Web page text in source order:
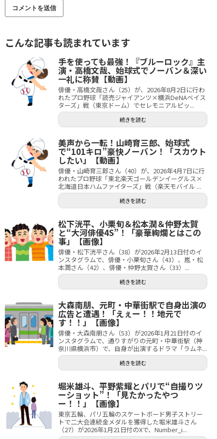
こんな記事も読まれています
手を使っても最強！『ブルーロック』主
演・高橋文哉、始球式でノーバン＆深い
一礼に称賛【動画】
俳優・高橋文哉さん（25）が、2026年8月2日に行わ
れたプロ野球「読売ジャイアンツ×横浜DeNAベイス
ターズ」戦（東京ドーム）でセレモニアルピッ...
続きを読む
美声から一転！山崎育三郎、始球式
で“101キロ”豪快ノーバン！「スカウト
したい」【動画】
俳優・山崎育三郎さん（40）が、2026年4月7日に行
われたプロ野球「東北楽天ゴールデンイーグルス×
北海道日本ハムファイターズ」戦（楽天モバイル ...
続きを読む
松下洸平、小栗旬＆松本潤＆仲野太賀
と“大河俳優4S”！「豪華絢爛とはこの
事」【画像】
俳優・松下洸平さん（38）が2026年2月13日付のイ
ンスタグラムで、俳優・小栗旬さん（43）、嵐・松
本潤さん（42）、俳優・仲野太賀さん（33）...
続きを読む
大森南朋、元町・中華街駅で自身出演の
広告と遭遇！「えぇー！！地元で
す！！」【画像】
俳優・大森南朋さん（53）が2026年1月21日付のイ
ンスタグラムで、通りすがりの元町・中華街駅（神
奈川県横浜市）で、自身が出演するドラマ「ラムネ...
続きを読む
堀米雄斗、平野紫耀とパリで“自撮りツ
ーショット”！「見たかったやつ
ー！！」【画像】
東京五輪、パリ五輪のスケートボード男子ストリー
トで二大会連続金メダルを獲得した堀米雄斗さん
（27）が2026年1月21日付のXで、Number_i...